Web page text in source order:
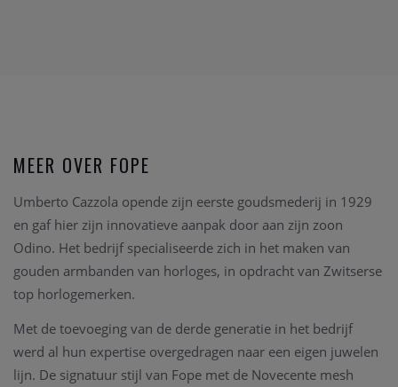
MEER OVER FOPE
Umberto Cazzola opende zijn eerste goudsmederij in 1929
en gaf hier zijn innovatieve aanpak door aan zijn zoon
Odino. Het bedrijf specialiseerde zich in het maken van
gouden armbanden van horloges, in opdracht van Zwitserse
top horlogemerken.
Met de toevoeging van de derde generatie in het bedrijf
werd al hun expertise overgedragen naar een eigen juwelen
lijn. De signatuur stijl van Fope met de Novecente mesh